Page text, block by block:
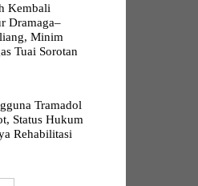
Kembali
Dramaga–
Minim
Tuai Sorotan
Tramadol
Status Hukum
Rehabilitasi